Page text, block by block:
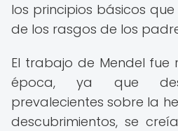
los principios básicos
de los rasgos de los
El trabajo de Mendel fue
época, ya que
prevalecientes sobre la
descubrimientos, se